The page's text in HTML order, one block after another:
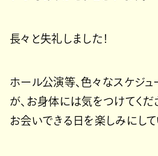
長々と失礼しました！
ホール公演等、色々なスケジ
が、お身体には気をつけてくだ
お会いできる日を楽しみにして